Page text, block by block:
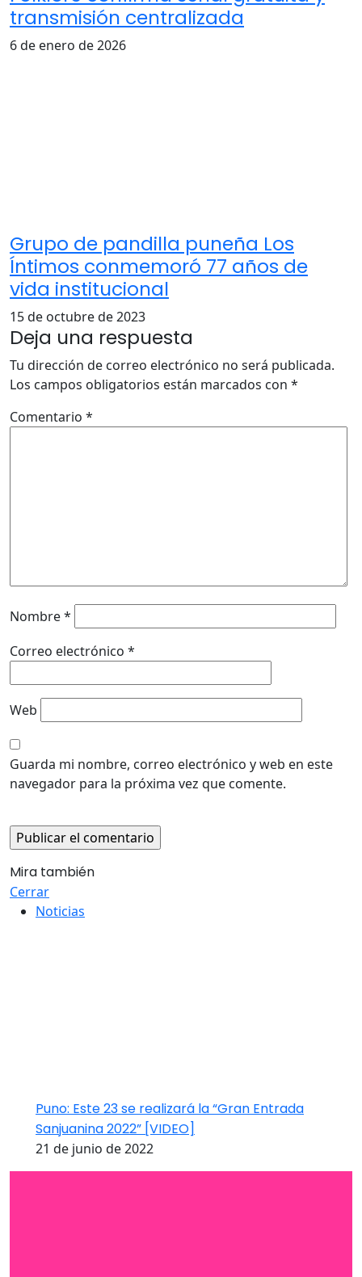
transmisión centralizada
6 de enero de 2026
Grupo de pandilla puneña Los
Íntimos conmemoró 77 años de
vida institucional
15 de octubre de 2023
Deja una respuesta
Tu dirección de correo electrónico no será publicada.
Los campos obligatorios están marcados con *
Comentario *
Nombre*
Correo electrónico *
Web
Guarda mi nombre, correo electrónico y web en este
navegador para la próxima vez que comente.
Mira también
Cerrar
Noticias
Puno: Este 23 se realizará la “Gran Entrada
Sanjuanina 2022” [VIDEO]
21 de junio de 2022